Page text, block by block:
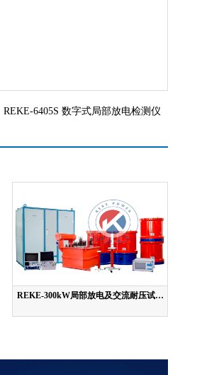
REKE-6405S 数字式局部放电检测仪
REKE-300kW局部放电及交流耐压试验